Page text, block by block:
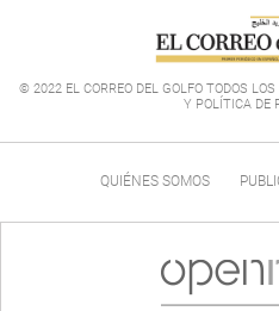
© 2022 EL CORREO DEL GOLFO TODOS
Y POLÍTICA DE
QUIÉNES SOMOS